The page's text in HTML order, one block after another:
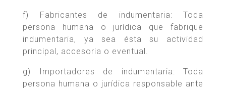
f) Fabricantes de indumentaria: Toda
persona humana o jurídica que fabrique
indumentaria, ya sea ésta su actividad
principal, accesoria o eventual.
g) Importadores de indumentaria: Toda
persona humana o jurídica responsable ante